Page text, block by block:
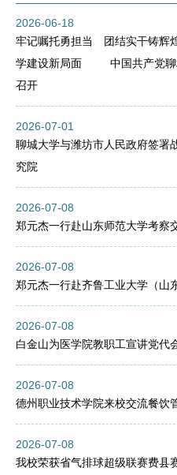
2026-06-18
牢记嘱托勇担当 团结实干铸辉
学建设新局面 中国共产党聊
召开
2026-07-01
聊城大学与潍坊市人民政府签署
究院
2026-07-08
郑元杰一行赴山东师范大学考察
2026-07-08
郑元杰一行赴齐鲁工业大学（山
2026-07-08
白金山为医学院教职工宣讲党代
2026-07-08
德州职业技术学院来校交流餐饮
2026-07-08
我校荣获省气排球超级联赛费县